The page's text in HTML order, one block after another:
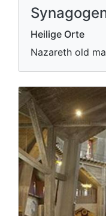
Heilige Orte
Nazareth old